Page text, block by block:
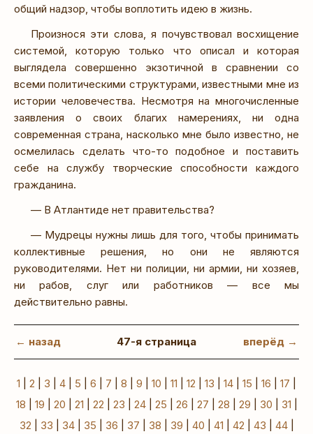
общий надзор, чтобы воплотить идею в жизнь.
Произнося эти слова, я почувствовал восхищение
системой, которую только что описал и которая
выглядела совершенно экзотичной в сравнении со
всеми политическими структурами, известными мне из
истории человечества. Несмотря на многочисленные
заявления о своих благих намерениях, ни одна
современная страна, насколько мне было известно, не
осмелилась сделать что-то подобное и поставить
себе на службу творческие способности каждого
гражданина.
— В Атлантиде нет правительства?
— Мудрецы нужны лишь для того, чтобы принимать
коллективные решения, но они не являются
руководителями. Нет ни полиции, ни армии, ни хозяев,
ни рабов, слуг или работников — все мы
действительно равны.
← назад 47-я страница вперёд →
1 2 3 4 5 6 7 8 9 10 11 12 13 14 15 16 17
18
19 20 21 22 23 24| 25 26 27 28 29 30 31
32
33 34| 35 36 37 38 39 40 41 42 43 44|